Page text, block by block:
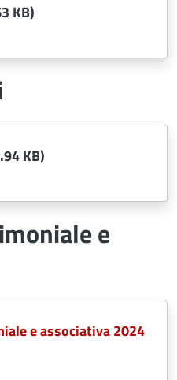
KB)
KB)
e
e associativa 2024